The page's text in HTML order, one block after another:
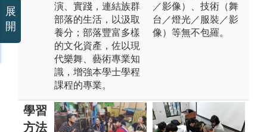
演、實踐，連結族群
部落的生活，以汲取
養分；部落豐富多樣
的文化資產，佐以現
代樂舞、藝術專業知
識，增強本學士學程
課程的專業。
／影像）、技術（舞
台／燈光／服裝／影
像）等無不包羅。
學習
方法
展
開